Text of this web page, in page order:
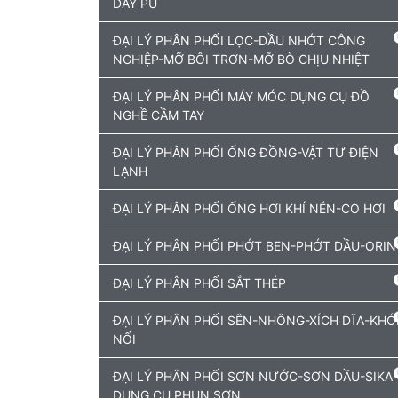
DÂY PU
ĐẠI LÝ PHÂN PHỐI LỌC-DẦU NHỚT CÔNG
NGHIỆP-MỠ BÔI TRƠN-MỠ BÒ CHỊU NHIỆT
ĐẠI LÝ PHÂN PHỐI MÁY MÓC DỤNG CỤ ĐỒ
NGHỀ CẦM TAY
ĐẠI LÝ PHÂN PHỐI ỐNG ĐỒNG-VẬT TƯ ĐIỆN
LẠNH
ĐẠI LÝ PHÂN PHỐI ỐNG HƠI KHÍ NÉN-CO HƠI
ĐẠI LÝ PHÂN PHỐI PHỚT BEN-PHỚT DẦU-
ĐẠI LÝ PHÂN PHỐI SẮT THÉP
ĐẠI LÝ PHÂN PHỐI SÊN-NHÔNG-XÍCH DĨA-
NỐI
ĐẠI LÝ PHÂN PHỐI SƠN NƯỚC-SƠN DẦU-SIKA-
DỤNG CỤ PHUN SƠN